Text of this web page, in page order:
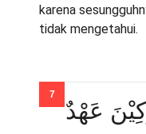
karena
tidak mengetahui.
عَهْدٌ